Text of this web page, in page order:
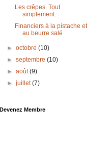
Les crêpes. Tout
simplement.
Financiers à la pistache et
au beurre salé
►octobre(10)
►septembre(10)
►août(9)
►juillet(7)
Devenez Membre